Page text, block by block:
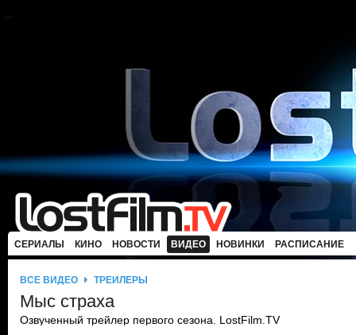
СЕРИАЛЫ КИНО НОВОСТИ ВИДЕО НОВИНКИ РАСПИСАНИЕ
ВСЕ ВИДЕО ТРЕЙЛЕРЫ
Мыс страха
Озвученный трейлер первого сезона. LostFilm.TV